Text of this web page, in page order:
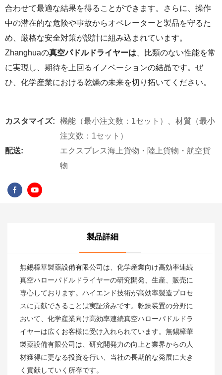
合わせて最適な結果を得ることができます。さらに、操作
中の潜在的な危険や事故からオペレーターと製品を守るた
め、厳格な安全対策が設計に組み込まれています。
Zhanghuaの真空パドルドライヤーは 、比類のない性能を常
に実現し、期待を上回るイノベーションの結晶です。ぜ
ひ、化学産業における乾燥の未来を切り拓いてください。
カスタマイズ:
機能（最小注文数：1セット）、材質（最小
注文数：1セット）
配送:
エクスプレス海上貨物・陸上貨物・航空貨
物
製品詳細
無錫樟華製薬設備有限公司は、化学産業向け高効率連続
真空ハローパドルドライヤーの研究開発、生産、販売に
専心しております。ハイエンド技術が高効率製造プロセ
スに貢献できることは実証済みです。乾燥装置の分野に
おいて、化学産業向け高効率連続真空ハローパドルドラ
イヤーは広くお客様に受け入れられています。無錫樟華
製薬設備有限公司は、研究開発力の向上と業界からの人
材獲得に更なる投資を行い、当社の長期的な発展に大き
く貢献していく所存です。